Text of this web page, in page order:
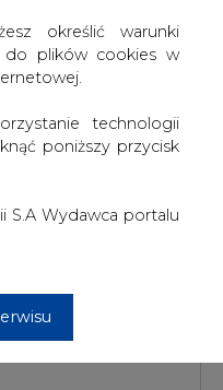
technologii
poniższy przycisk
S.A Wydawca portalu
na włączenie publikacji do